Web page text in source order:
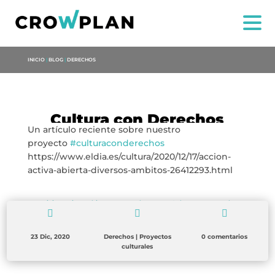
NOI
SERVIZI
BLOG
INICIO | BLOG | DERECHOS
Cultura con Derechos
Un artículo reciente sobre nuestro
proyecto #culturaconderechos
https://www.eldia.es/cultura/2020/12/17/accion-
activa-abierta-diversos-ambitos-26412293.html
Noticia Maria Anchieta Nota de Prensa: Cultura con Derechos

23 Dic, 2020

Derechos| Proyectos
culturales

0 comentarios